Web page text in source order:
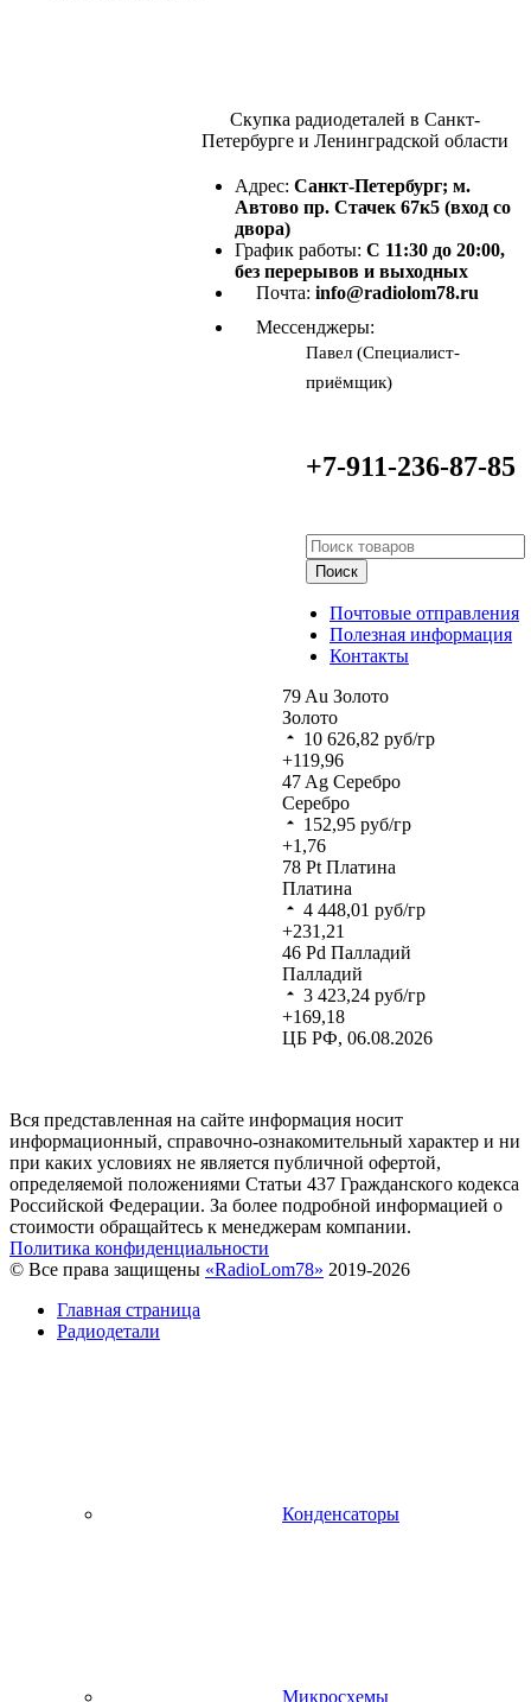
Скупка радиодеталей в Санкт-
Петербурге и Ленинградской области
Адрес: Санкт-Петербург; м.
Автово пр. Стачек 67к5 (вход со
двора)
График работы: С 11:30 до 20:00,
без перерывов и выходных
Почта: info@radiolom78.ru
Мессенджеры:
Павел (Специалист-
приёмщик)
+7-911-236-87-85
Поиск
Почтовые отправления
Полезная информация
Контакты
79 Au Золото
Золото
10 626,82 руб/гр
+119,96
47 Ag Серебро
Серебро
152,95 руб/гр
+1,76
78 Pt Платина
Платина
4 448,01 руб/гр
+231,21
46 Pd Палладий
Палладий
3 423,24 руб/гр
+169,18
ЦБ РФ, 06.08.2026
Вся представленная на сайте информация носит
информационный, справочно-ознакомительный характер и ни
при каких условиях не является публичной офертой,
определяемой положениями Статьи 437 Гражданского кодекса
Российской Федерации. За более подробной информацией о
стоимости обращайтесь к менеджерам компании.
Политика конфиденциальности
© Все права защищены «RadioLom78» 2019-2026
Главная страница
Радиодетали
Конденсаторы
Микросхемы